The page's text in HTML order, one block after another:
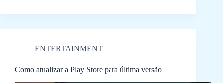
ENTERTAINMENT
Como atualizar a Play Store para última versão